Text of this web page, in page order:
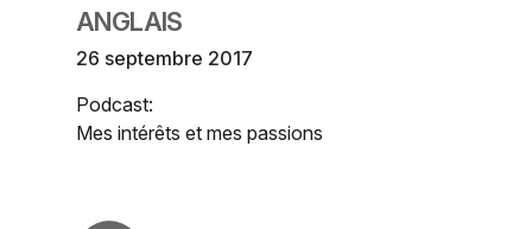
ANGLAIS
26 septembre 2017
Podcast:
Mes intérêts et mes passions